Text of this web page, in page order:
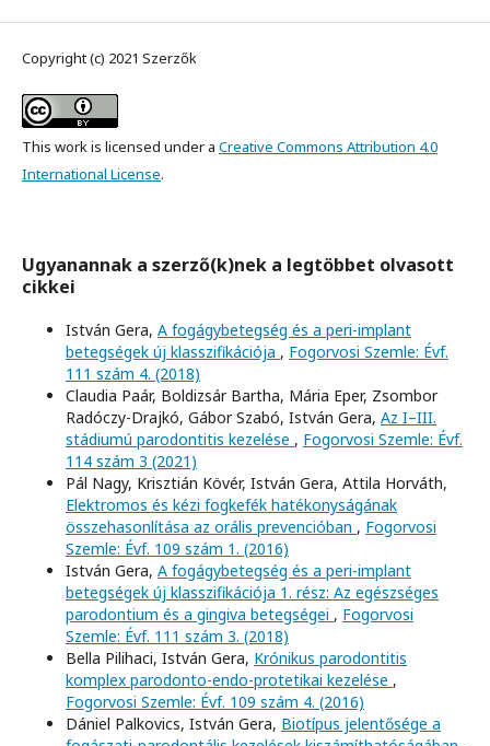
Copyright (c) 2021 Szerzők
This work is licensed under a Creative Commons Attribution 4.0
International License.
Ugyanannak a szerző(k)nek a legtöbbet olvasott
cikkei
István Gera, A fogágybetegség és a peri-implant
betegségek új klasszifikációja , Fogorvosi Szemle: Évf.
111 szám 4. (2018)
Claudia Paár, Boldizsár Bartha, Mária Eper, Zsombor
Radóczy-Drajkó, Gábor Szabó, István Gera, Az I–III.
stádiumú parodontitis kezelése , Fogorvosi Szemle: Évf.
114 szám 3 (2021)
Pál Nagy, Krisztián Kövér, István Gera, Attila Horváth,
Elektromos és kézi fogkefék hatékonyságának
összehasonlítása az orális prevencióban , Fogorvosi
Szemle: Évf. 109 szám 1. (2016)
István Gera, A fogágybetegség és a peri-implant
betegségek új klasszifikációja 1. rész: Az egészséges
parodontium és a gingiva betegségei , Fogorvosi
Szemle: Évf. 111 szám 3. (2018)
Bella Pilihaci, István Gera, Krónikus parodontitis
komplex parodonto-endo-protetikai kezelése ,
Fogorvosi Szemle: Évf. 109 szám 4. (2016)
Dániel Palkovics, István Gera, Biotípus jelentősége a